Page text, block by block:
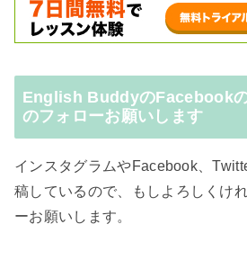
English BuddyのFacebook
のフォローお願いします
インスタグラムやFacebook、
稿しているので、もしよろしくけ
ーお願いします。